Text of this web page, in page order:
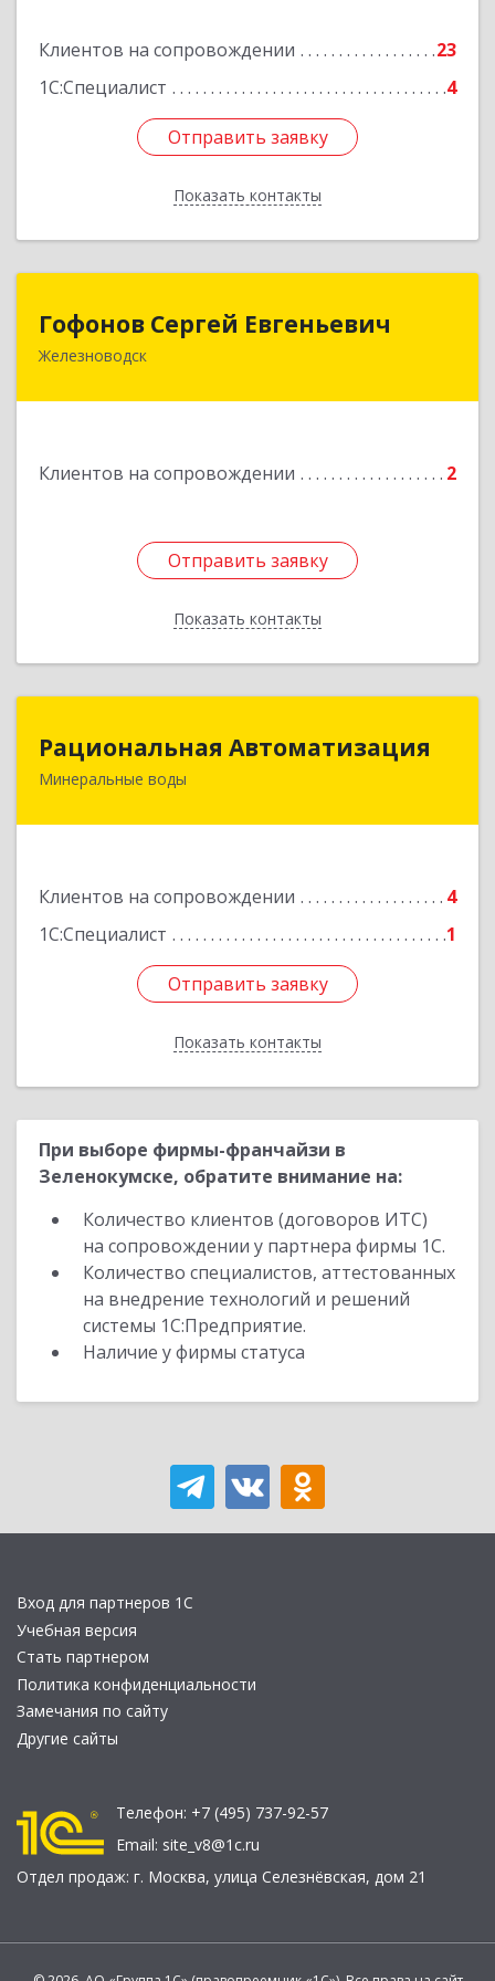
Клиентов на сопровождении
23
1С:Специалист
4
Отправить заявку
Показать контакты
Отправить заявку
Назад
Гофонов Сергей Евгеньевич
Железноводск
Клиентов на сопровождении 2
Отправить заявку
Показать контакты
Гофонов Сергей Евгеньевич
Отправить заявку
Назад
Рациональная Автоматизация
Минеральные воды
Клиентов на сопровождении
4
1С:Специалист
1
Отправить заявку
Показать контакты
357209, Ставропольский край, м.о.
Подробнее
Отправить заявку
Назад
При выборе фирмы-франчайзи в
Зеленокумске, обратите внимание на:
Количество клиентов (договоров ИТС)
на сопровождении у партнера фирмы 1С.
Количество специалистов, аттестованных
на внедрение технологий и решений
системы 1С:Предприятие.
Наличие у фирмы статуса
Вход для партнеров 1С
Учебная версия
Стать партнером
Политика конфиденциальности
Замечания по сайту
Другие сайты
Телефон: +7 (495) 737-92-57
Email: site_v8@1c.ru
Отдел продаж: г. Москва, улица Селезнёвская, дом 21